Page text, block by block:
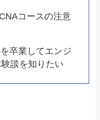
コースの注意
卒業してエンジ
談を知りたい